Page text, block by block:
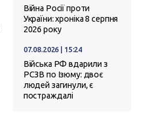
Війна Росії проти
України: хроніка 8 серпня
2026 року
07.08.2026 | 15:24
Війська РФ вдарили з
РСЗВ по Ізюму: двоє
людей загинули, є
постраждалі